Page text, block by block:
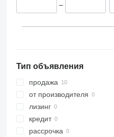
–
Тип объявления
продажа
от производителя
лизинг
кредит
рассрочка